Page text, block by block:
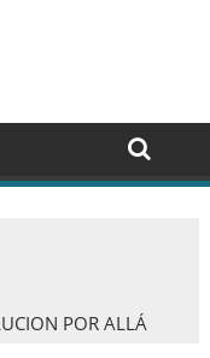
POR ALLÁ